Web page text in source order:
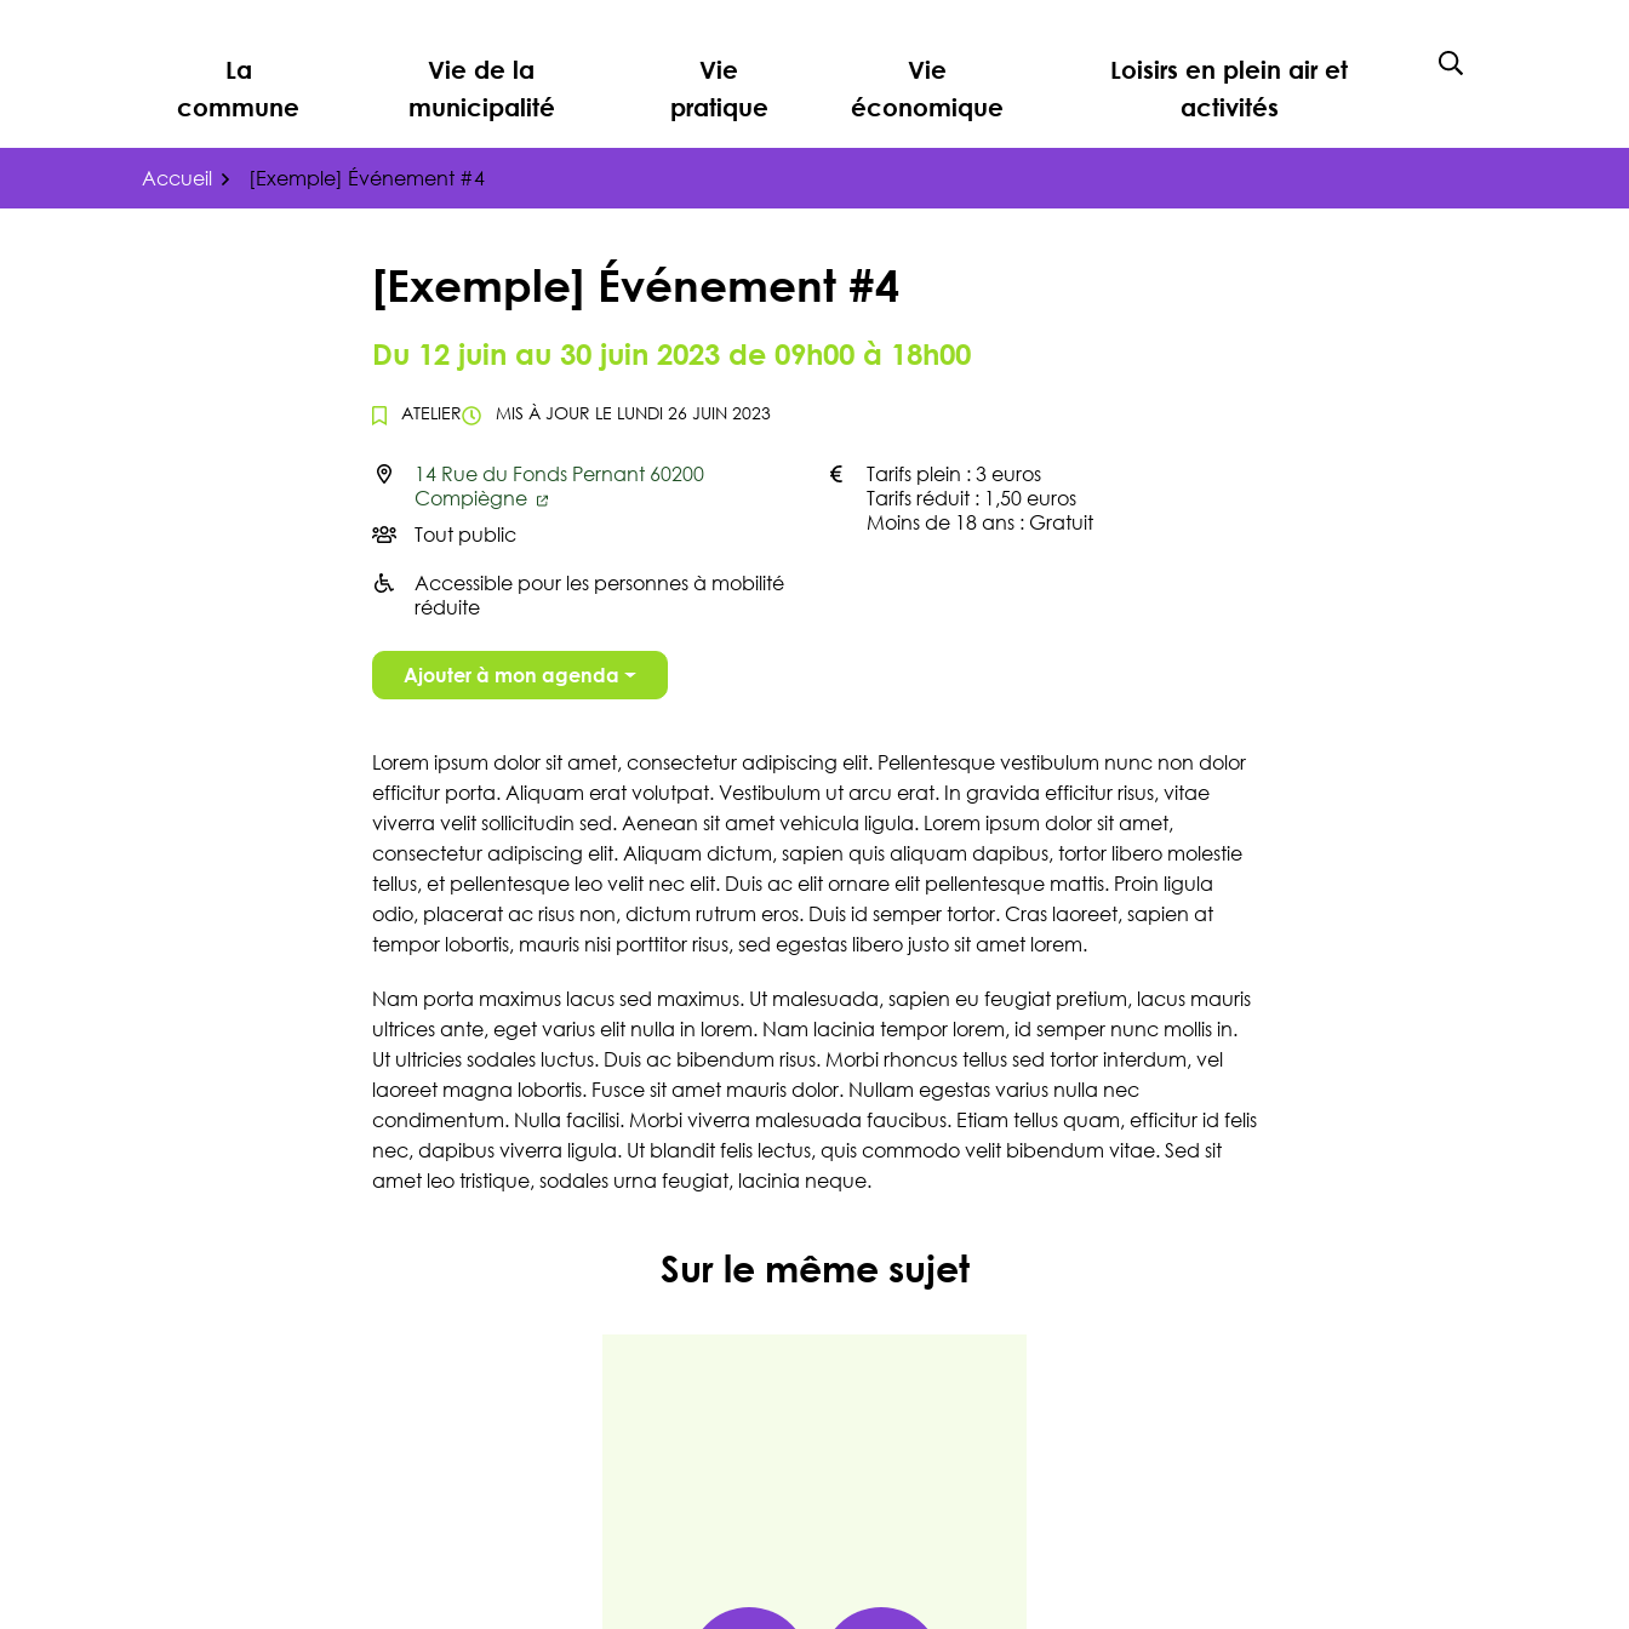
La
commune
Vie de la
municipalité
Vie
pratique
Vie
économique
Loisirs en plein air et
activités
Afficher la
Accueil [Exemple] Événement #4
[Exemple] Événement #4
Du 12 juin au 30 juin 2023 de 09h00 à 18h00
ATELIER MIS À JOUR LE LUNDI 26 JUIN 2023
Infos utiles
14 Rue du Fonds Pernant 60200
Compiègne
Tout public
Accessible pour les personnes à mobilité
réduite
Tarifs plein : 3 euros
Tarifs réduit : 1,50 euros
Moins de 18 ans : Gratuit
Ajouter à mon agenda
Lorem ipsum dolor sit amet, consectetur adipiscing elit. Pellentesque vestibulum nunc non dolor
efficitur porta. Aliquam erat volutpat. Vestibulum ut arcu erat. In gravida efficitur risus, vitae
viverra velit sollicitudin sed. Aenean sit amet vehicula ligula. Lorem ipsum dolor sit amet,
consectetur adipiscing elit. Aliquam dictum, sapien quis aliquam dapibus, tortor libero molestie
tellus, et pellentesque leo velit nec elit. Duis ac elit ornare elit pellentesque mattis. Proin ligula
odio, placerat ac risus non, dictum rutrum eros. Duis id semper tortor. Cras laoreet, sapien at
tempor lobortis, mauris nisi porttitor risus, sed egestas libero justo sit amet lorem.
Nam porta maximus lacus sed maximus. Ut malesuada, sapien eu feugiat pretium, lacus mauris
ultrices ante, eget varius elit nulla in lorem. Nam lacinia tempor lorem, id semper nunc mollis in.
Ut ultricies sodales luctus. Duis ac bibendum risus. Morbi rhoncus tellus sed tortor interdum, vel
laoreet magna lobortis. Fusce sit amet mauris dolor. Nullam egestas varius nulla nec
condimentum. Nulla facilisi. Morbi viverra malesuada faucibus. Etiam tellus quam, efficitur id felis
nec, dapibus viverra ligula. Ut blandit felis lectus, quis commodo velit bibendum vitae. Sed sit
amet leo tristique, sodales urna feugiat, lacinia neque.
Sur le même sujet